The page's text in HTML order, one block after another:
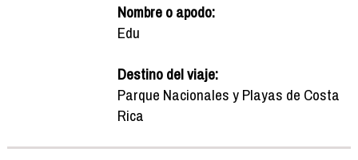
Nombre o apodo:
Edu
Destino del viaje:
Parque Nacionales y Playas de Costa
Rica